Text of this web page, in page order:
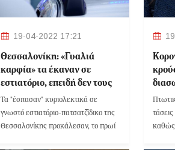
19-04-2022 17:21
Θεσσαλονίκη: «Γυαλιά
καρφία» τα έκαναν σε
εστιατόριο, επειδή δεν τους
επετράπη να μπουν χωρίς
πιστοποιητικό εμβολιασμού
Τα "έσπασαν" κυριολεκτικά σε
γνωστό εστιατόριο-πατσατζίδικο της
Θεσσαλονίκης προκάλεσαν, το πρωί
καθώς